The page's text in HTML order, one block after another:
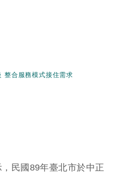
整合服務模式接住需求
民國89年臺北市於中正